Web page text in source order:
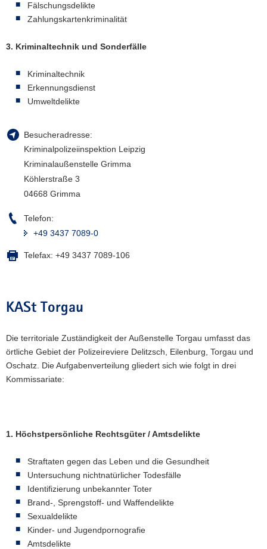
Fälschungsdelikte
Zahlungskartenkriminalität
3. Kriminaltechnik und Sonderfälle
Kriminaltechnik
Erkennungsdienst
Umweltdelikte
Besucheradresse:
Kriminalpolizeiinspektion Leipzig
Kriminalaußenstelle Grimma
Köhlerstraße 3
04668 Grimma
Telefon:
+49 3437 7089-0
Telefax: +49 3437 7089-106
KASt Torgau
Die territoriale Zuständigkeit der Außenstelle Torgau umfasst das
örtliche Gebiet der Polizeireviere Delitzsch, Eilenburg, Torgau und
Oschatz. Die Aufgabenverteilung gliedert sich wie folgt in drei
Kommissariate:
1. Höchstpersönliche Rechtsgüter / Amtsdelikte
Straftaten gegen das Leben und die Gesundheit
Untersuchung nichtnatürlicher Todesfälle
Identifizierung unbekannter Toter
Brand-, Sprengstoff- und Waffendelikte
Sexualdelikte
Kinder- und Jugendpornografie
Amtsdelikte